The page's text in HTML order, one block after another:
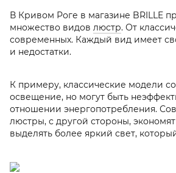
В Кривом Роге в магазине BRILLE
множество видов люстр. От
современных. Каждый вид имеет
и недостатки.
К примеру, классические модели
освещение, но могут быть
отношении энергопотребления.
люстры, с другой стороны,
выделять более яркий свет,